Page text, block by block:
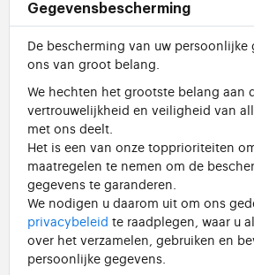
Gegevensbescherming
De bescherming van uw persoonlijke
ons van groot belang.
We hechten het grootste belang aan
vertrouwelijkheid en veiligheid van
met ons deelt.
Het is een van onze topprioriteiten
maatregelen te nemen om de
gegevens te garanderen.
We nodigen u daarom uit om ons
privacybeleid te raadplegen, waar u
over het verzamelen, gebruiken en
persoonlijke gegevens.